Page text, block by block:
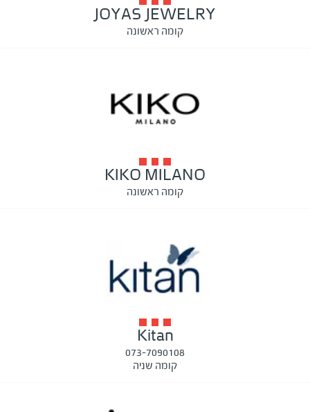
JOYAS JEWELRY
קומה ראשונה
KIKO MILANO
קומה ראשונה
Kitan
073-7090108
קומה שניה